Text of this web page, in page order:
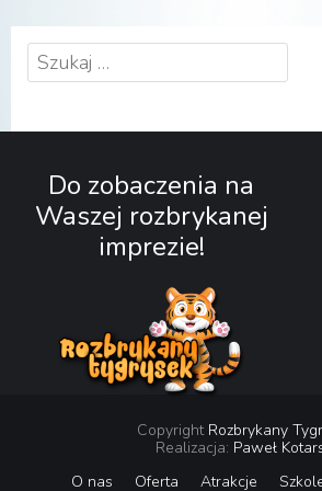
Szukaj:
Do zobaczenia na
Waszej rozbrykanej
imprezie!
Copyright Rozbrykany
Realizacja: Paweł
O nas
Oferta Atrakcje